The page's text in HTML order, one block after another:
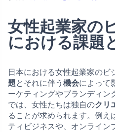
女性起業家の
における課題
日本における女性起業家のビ
題とそれに伴う 機会によって
ーケティングやブランディン
では、女性たちは独自のクリ
ることが求められます。例え
ティビジネスや、オンライン